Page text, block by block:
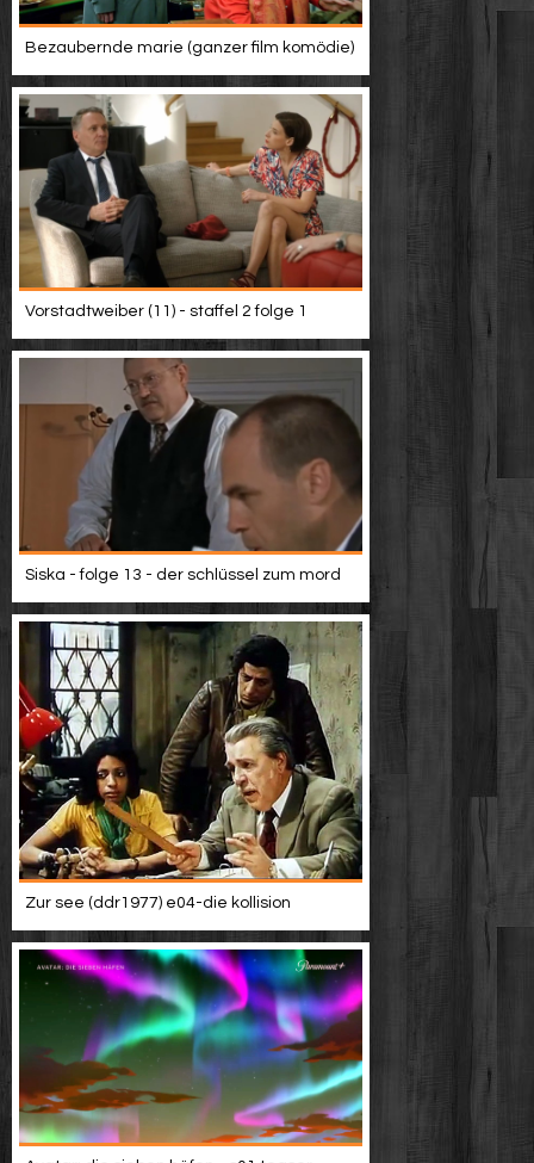
Bezaubernde marie (ganzer film komödie)
Vorstadtweiber (11) - staffel 2 folge 1
Siska - folge 13 - der schlüssel zum mord
Zur see (ddr1977) e04-die kollision